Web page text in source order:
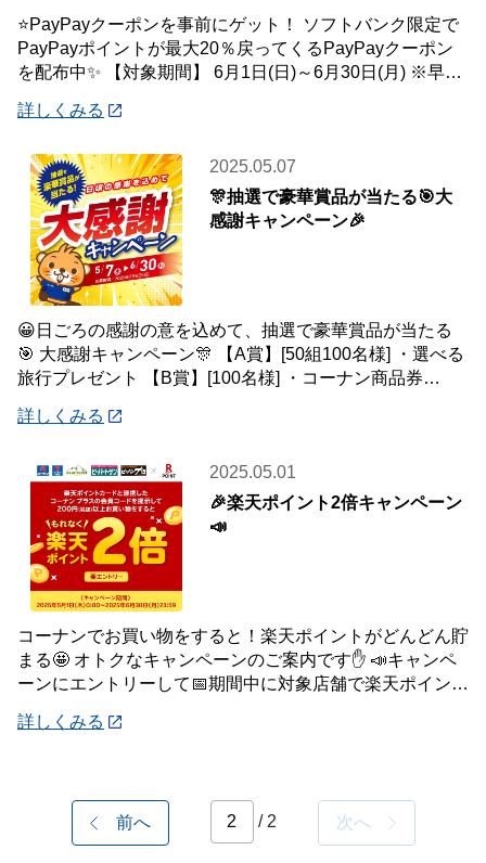
⭐PayPayクーポンを事前にゲット！ ソフトバンク限定で
PayPayポイントが最大20％戻ってくるPayPayクーポン
を配布中✨ 【対象期間】 6月1日(日)～6月30日(月) ※早期
詳しくみる
2025.05.07
🎊抽選で豪華賞品が当たる🎯大
感謝キャンペーン🎉
😀日ごろの感謝の意を込めて、抽選で豪華賞品が当たる
🎯 大感謝キャンペーン🎊 【A賞】[50組100名様] ・選べる
旅行プレゼント 【B賞】[100名様] ・コーナン商品券
詳しくみる
2025.05.01
🎉楽天ポイント2倍キャンペーン
📣
コーナンでお買い物をすると！楽天ポイントがどんどん貯
まる🤩 オトクなキャンペーンのご案内です✋ 📣キャンペ
ーンにエントリーして📅期間中に対象店舗で楽天ポイント
詳しくみる
前へ / 2 次へ